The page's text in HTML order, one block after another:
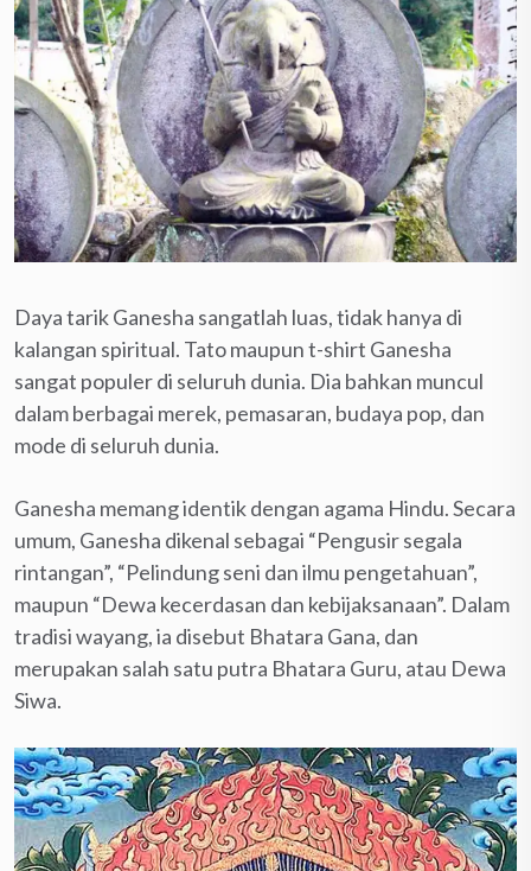
Daya tarik Ganesha sangatlah luas, tidak hanya di
kalangan spiritual. Tato maupun t-shirt Ganesha
sangat populer di seluruh dunia. Dia bahkan muncul
dalam berbagai merek, pemasaran, budaya pop, dan
mode di seluruh dunia.
Ganesha memang identik dengan agama Hindu. Secara
umum, Ganesha dikenal sebagai “Pengusir segala
rintangan”, “Pelindung seni dan ilmu pengetahuan”,
maupun “Dewa kecerdasan dan kebijaksanaan”. Dalam
tradisi wayang, ia disebut Bhatara Gana, dan
merupakan salah satu putra Bhatara Guru, atau Dewa
Siwa.